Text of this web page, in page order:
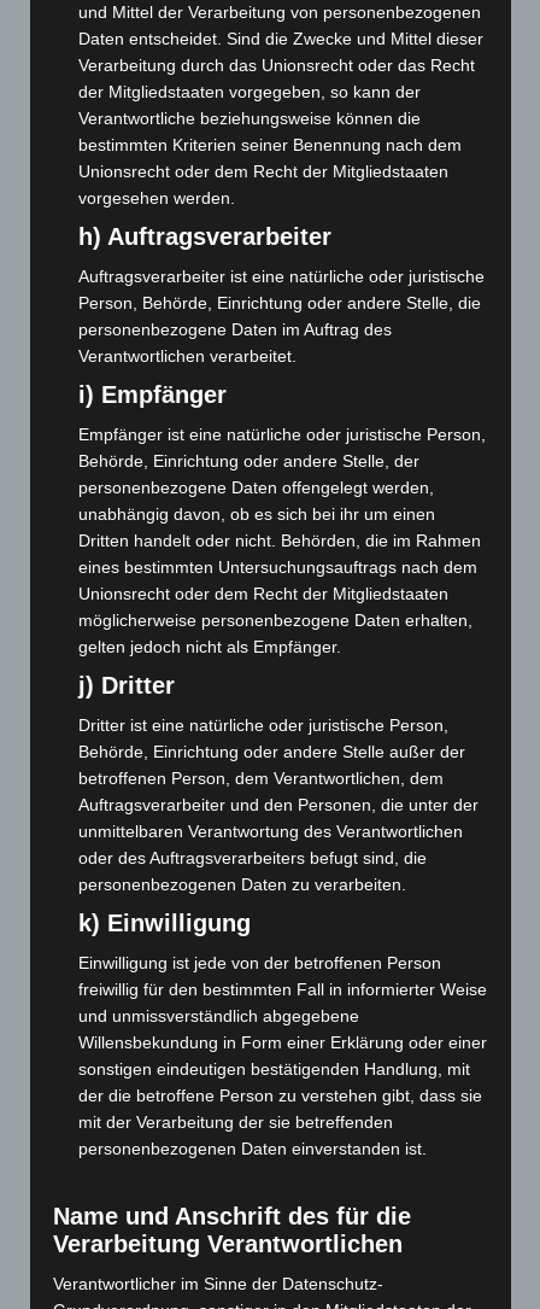
September 2024(112)
August 2024(107)
Juli 2024 (89)
Juni 2024(107)
Mai 2024
April 2024(102)
März 2024(103)
Februar 2024(103)
Januar 2024(111)
Dezember 2023(130)
Oktober 2023
September 2023
(133)
August 2023(134)
Juli 2023(118)
Juni 2023
(142)
Mai 2023(139)
April 2023(155)
Februar 2023
Januar 2023(140)
Dezember 2022 (130)
November 2022(167)
Oktober 2022
(166)
September 2022(205)
August 2022(166)
Juli 2022(133)
Juni 2022(167)
Mai 2022 (177)
April 2022(198)
März 2022(221)
(189)
Dezember 2021(204)
November 2021(215)
Oktober 2021(171)
und Mittel der Verarbeitung von personenbezogenen
Daten entscheidet. Sind die Zwecke und Mittel dieser
Verarbeitung durch das Unionsrecht oder das Recht
der Mitgliedstaaten vorgegeben, so kann der
Verantwortliche beziehungsweise können die
bestimmten Kriterien seiner Benennung nach dem
Unionsrecht oder dem Recht der Mitgliedstaaten
vorgesehen werden.
h) Auftragsverarbeiter
Auftragsverarbeiter ist eine natürliche oder juristische
Person, Behörde, Einrichtung oder andere Stelle, die
personenbezogene Daten im Auftrag des
Verantwortlichen verarbeitet.
i) Empfänger
Empfänger ist eine natürliche oder juristische Person,
Behörde, Einrichtung oder andere Stelle, der
personenbezogene Daten offengelegt werden,
unabhängig davon, ob es sich bei ihr um einen
Dritten handelt oder nicht. Behörden, die im Rahmen
eines bestimmten Untersuchungsauftrags nach dem
Unionsrecht oder dem Recht der Mitgliedstaaten
möglicherweise personenbezogene Daten erhalten,
gelten jedoch nicht als Empfänger.
j) Dritter
Dritter ist eine natürliche oder juristische Person,
Behörde, Einrichtung oder andere Stelle außer der
betroffenen Person, dem Verantwortlichen, dem
Auftragsverarbeiter und den Personen, die unter der
unmittelbaren Verantwortung des Verantwortlichen
oder des Auftragsverarbeiters befugt sind, die
personenbezogenen Daten zu verarbeiten.
k) Einwilligung
Einwilligung ist jede von der betroffenen Person
freiwillig für den bestimmten Fall in informierter Weise
und unmissverständlich abgegebene
Willensbekundung in Form einer Erklärung oder einer
sonstigen eindeutigen bestätigenden Handlung, mit
der die betroffene Person zu verstehen gibt, dass sie
mit der Verarbeitung der sie betreffenden
personenbezogenen Daten einverstanden ist.
Name und Anschrift des für die
Verarbeitung Verantwortlichen
Verantwortlicher im Sinne der Datenschutz-